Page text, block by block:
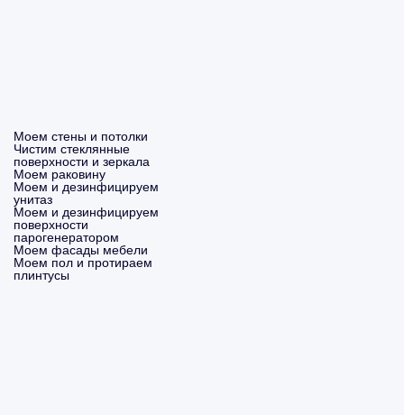
Моем стены и потолки
Чистим стеклянные
поверхности и зеркала
Моем раковину
Моем и дезинфицируем
унитаз
Моем и дезинфицируем
поверхности
парогенератором
Моем фасады мебели
Моем пол и протираем
плинтусы